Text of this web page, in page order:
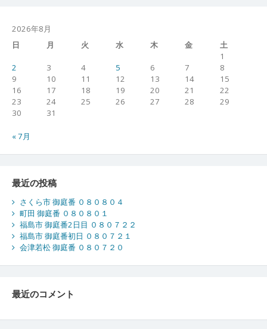
2026年8月
日
月 火 水 木 金
土
1
2
3 4 5 6 7
8
9
10 11 12 13 14
15
16
17 18 19 20 21
22
23
24 25 26 27 28
29
30
31
« 7月
最近の投稿
さくら市 御庭番 ０８０８０４
町田 御庭番 ０８０８０１
福島市 御庭番2日目 ０８０７２２
福島市 御庭番初日 ０８０７２１
会津若松 御庭番 ０８０７２０
最近のコメント